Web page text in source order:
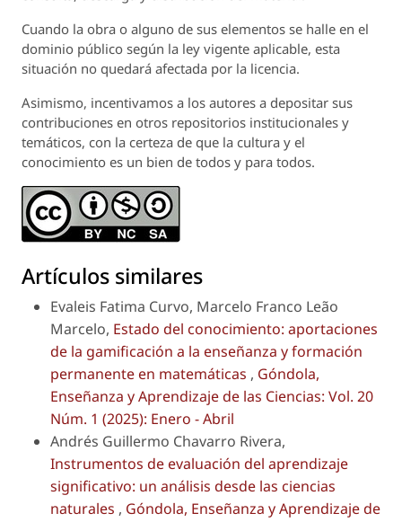
Cuando la obra o alguno de sus elementos se halle en el
dominio público según la ley vigente aplicable, esta
situación no quedará afectada por la licencia.
Asimismo, incentivamos a los autores a depositar sus
contribuciones en otros repositorios institucionales y
temáticos, con la certeza de que la cultura y el
conocimiento es un bien de todos y para todos.
Artículos similares
Evaleis Fatima Curvo, Marcelo Franco Leão
Marcelo, Estado del conocimiento: aportaciones
de la gamificación a la enseñanza y formación
permanente en matemáticas , Góndola,
Enseñanza y Aprendizaje de las Ciencias: Vol. 20
Núm. 1 (2025): Enero - Abril
Andrés Guillermo Chavarro Rivera,
Instrumentos de evaluación del aprendizaje
significativo: un análisis desde las ciencias
naturales , Góndola, Enseñanza y Aprendizaje de